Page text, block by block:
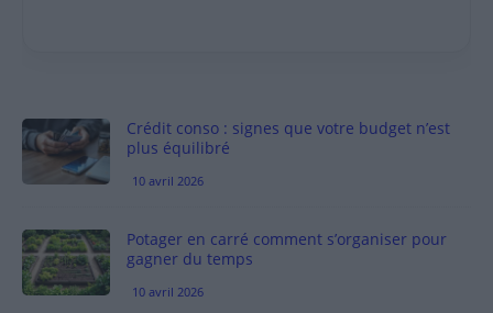
Crédit conso : signes que votre budget n’est
plus équilibré
10 avril 2026
Potager en carré comment s’organiser pour
gagner du temps
10 avril 2026